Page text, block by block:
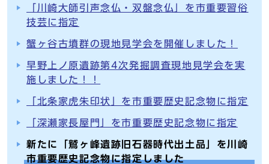
「川崎大師引声念仏・双盤念仏」を市重要習俗
技芸に指定
蟹ヶ谷古墳群の現地見学会を開催しました！
早野上ノ原遺跡第4次発掘調査現地見学会を実
施しました！！
「北条家虎朱印状」を市重要歴史記念物に指定
「深瀬家長屋門」を市重要歴史記念物に指定
新たに「鷲ヶ峰遺跡旧石器時代出土品」を川崎
市重要歴史記念物に指定しました